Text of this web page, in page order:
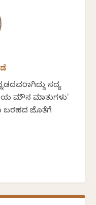
ಸದ್ಯ
ಮೌನ ಮಾತುಗಳು'
ಬರಹದ ಜೊತೆಗೆ